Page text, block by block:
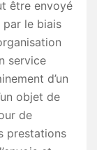
être envoyé
par le biais
service
d’un
objet de
de
prestations